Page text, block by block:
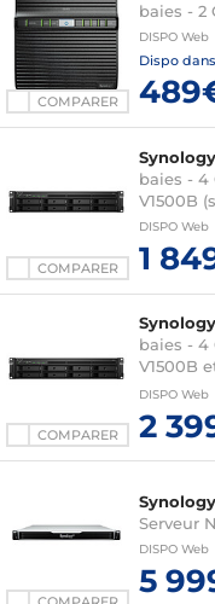
COMPARER
baies - 2
DISPO Web
Dispo dans
COMPARER
baies - 4
V1500B
DISPO Web
1
COMPARER
baies - 4
V1500B
dur)
DISPO Web
2
Serveur
DISPO Web
5